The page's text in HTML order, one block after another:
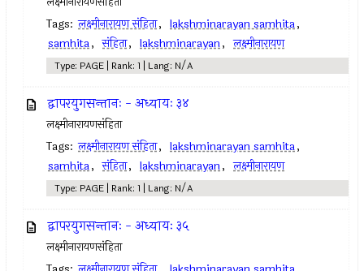
Tags: लक्ष्मीनारायण संहिता, lakshminarayan samhita,
samhita, संहिता, lakshminarayan, लक्ष्मीनारायण
Type: PAGE | Rank: 1 | Lang: N/A
द्वापरयुगसन्तानः - अध्यायः ३४
लक्ष्मीनारायणसंहिता
Tags: लक्ष्मीनारायण संहिता, lakshminarayan samhita,
samhita, संहिता, lakshminarayan, लक्ष्मीनारायण
Type: PAGE | Rank: 1 | Lang: N/A
द्वापरयुगसन्तानः - अध्यायः ३५
लक्ष्मीनारायणसंहिता